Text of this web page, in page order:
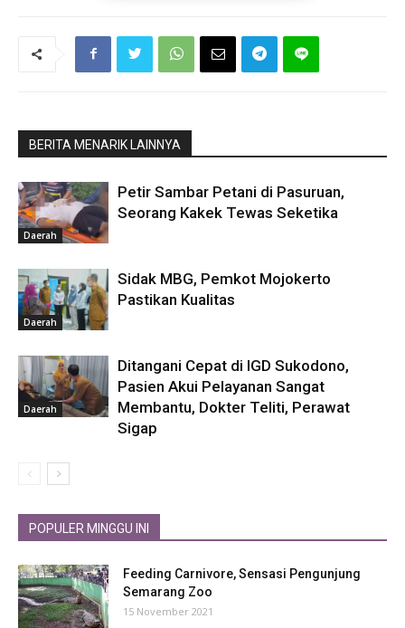
BERITA MENARIK LAINNYA
Daerah
Petir Sambar Petani di Pasuruan,
Seorang Kakek Tewas Seketika
Daerah
Sidak MBG, Pemkot Mojokerto
Pastikan Kualitas
Daerah
Ditangani Cepat di IGD Sukodono,
Pasien Akui Pelayanan Sangat
Membantu, Dokter Teliti, Perawat
Sigap
POPULER MINGGU INI
Feeding Carnivore, Sensasi Pengunjung
Semarang Zoo
15 November 2021